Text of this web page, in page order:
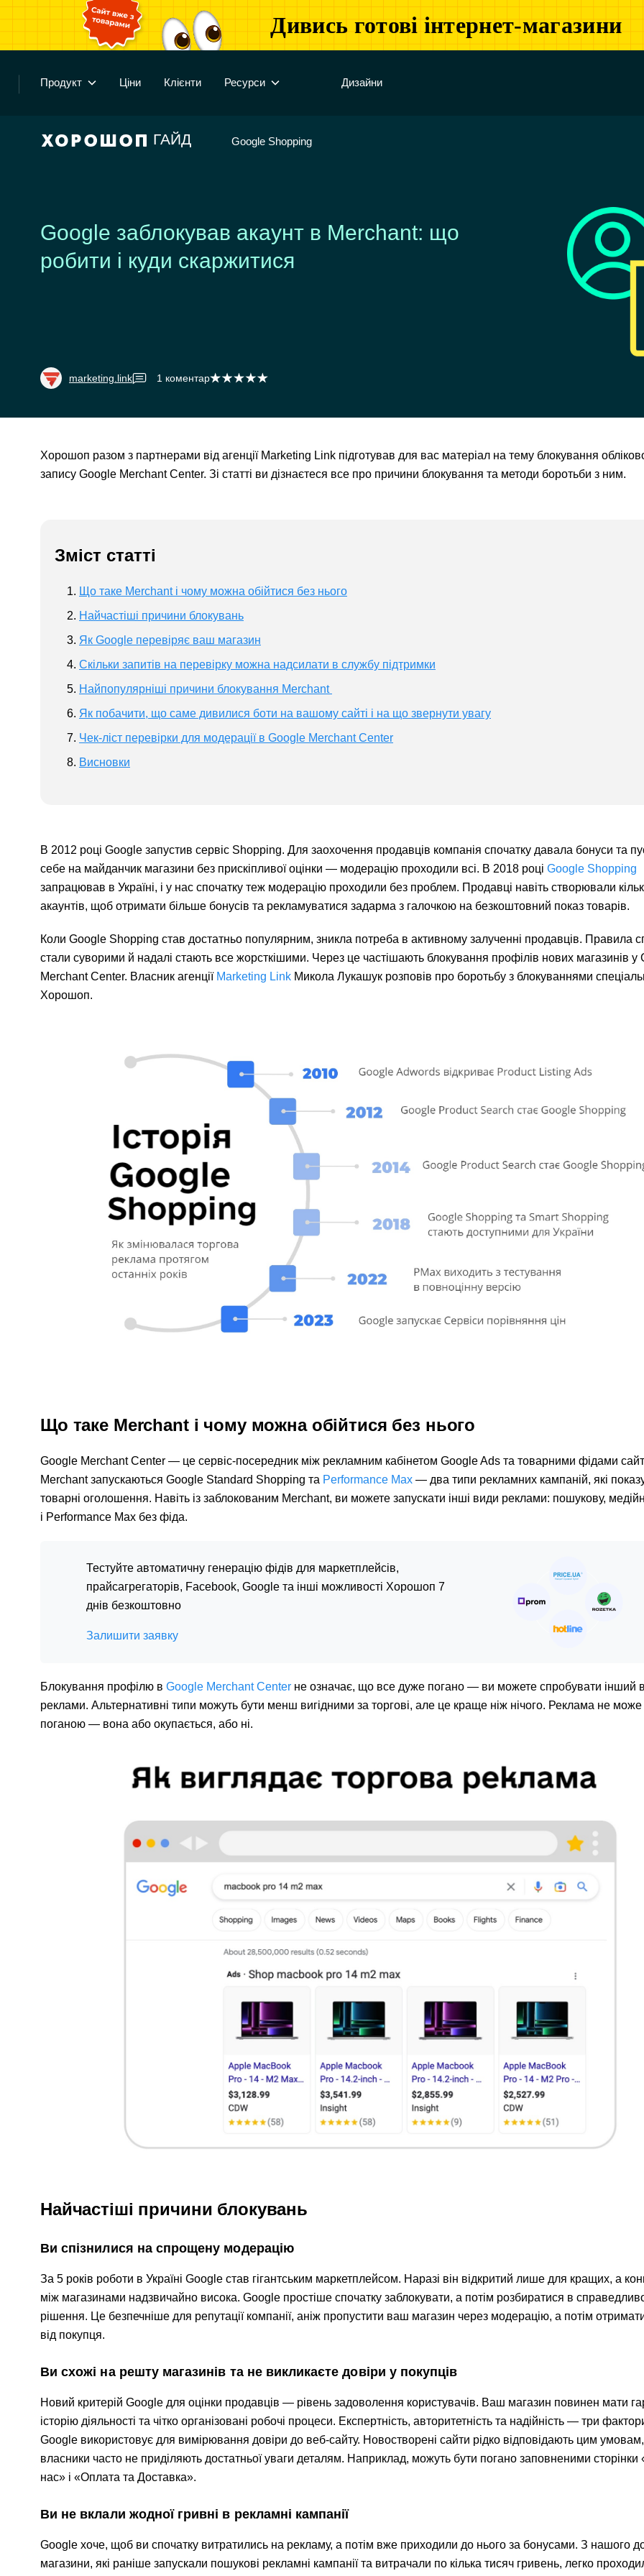
Дивись готові інтернет-магазини
Продукт Ціни Клієнти Ресурси Дизайни
ГАЙД Google Shopping
Google заблокував акаунт в Merchant: що
робити і куди скаржитися
marketing.link 1 коментар
Хорошоп разом з партнерами від агенції Marketing Link підготував для вас матеріал на тему блокування
запису Google Merchant Center. Зі статті ви дізнаєтеся все про причини блокування та методи боротьби з ним.
Зміст статті
Що таке Merchant і чому можна обійтися без нього
Найчастіші причини блокувань
Як Google перевіряє ваш магазин
Скільки запитів на перевірку можна надсилати в службу підтримки
Найпопулярніші причини блокування Merchant
Як побачити, що саме дивилися боти на вашому сайті і на що звернути увагу
Чек-ліст перевірки для модерації в Google Merchant Center
Висновки
В 2012 році Google запустив сервіс Shopping. Для заохочення продавців компанія спочатку давала бонуси та
себе на майданчик магазини без прискіпливої оцінки — модерацію проходили всі. В 2018 році Google Shopping
запрацював в Україні, і у нас спочатку теж модерацію проходили без проблем. Продавці навіть створювали
акаунтів, щоб отримати більше бонусів та рекламуватися задарма з галочкою на безкоштовний показ товарів.
Коли Google Shopping став достатньо популярним, зникла потреба в активному залученні продавців. Правила
стали суворими й надалі стають все жорсткішими. Через це частішають блокування профілів нових магазинів у
Merchant Center. Власник агенції Marketing Link Микола Лукашук розповів про боротьбу з блокуваннями
Хорошоп.
Що таке Merchant і чому можна обійтися без нього
Google Merchant Center — це сервіс-посередник між рекламним кабінетом Google Ads та товарними фідами
Merchant запускаються Google Standard Shopping та Performance Max — два типи рекламних кампаній, які
товарні оголошення. Навіть із заблокованим Merchant, ви можете запускати інші види реклами: пошукову,
і Performance Max без фіда.
Тестуйте автоматичну генерацію фідів для маркетплейсів,
прайсагрегаторів, Facebook, Google та інші можливості Хорошоп 7
днів безкоштовно
Залишити заявку
Блокування профілю в Google Merchant Center не означає, що все дуже погано — ви можете спробувати інший
реклами. Альтернативні типи можуть бути менш вигідними за торгові, але це краще ніж нічого. Реклама не може
поганою — вона або окупається, або ні.
Найчастіші причини блокувань
Ви спізнилися на спрощену модерацію
За 5 років роботи в Україні Google став гігантським маркетплейсом. Наразі він відкритий лише для кращих, а
між магазинами надзвичайно висока. Google простіше спочатку заблокувати, а потім розбиратися в
рішення. Це безпечніше для репутації компанії, аніж пропустити ваш магазин через модерацію, а потім
від покупця.
Ви схожі на решту магазинів та не викликаєте довіри у покупців
Новий критерій Google для оцінки продавців — рівень задоволення користувачів. Ваш магазин повинен мати
історію діяльності та чітко організовані робочі процеси. Експертність, авторитетність та надійність — три
Google використовує для вимірювання довіри до веб-сайту. Новостворені сайти рідко відповідають цим
власники часто не приділяють достатньої уваги деталям. Наприклад, можуть бути погано заповненими сторінки
нас» і «Оплата та Доставка».
Ви не вклали жодної гривні в рекламні кампанії
Google хоче, щоб ви спочатку витратились на рекламу, а потім вже приходили до нього за бонусами. З нашого
магазини, які раніше запускали пошукові рекламні кампанії та витрачали по кілька тисяч гривень, легко